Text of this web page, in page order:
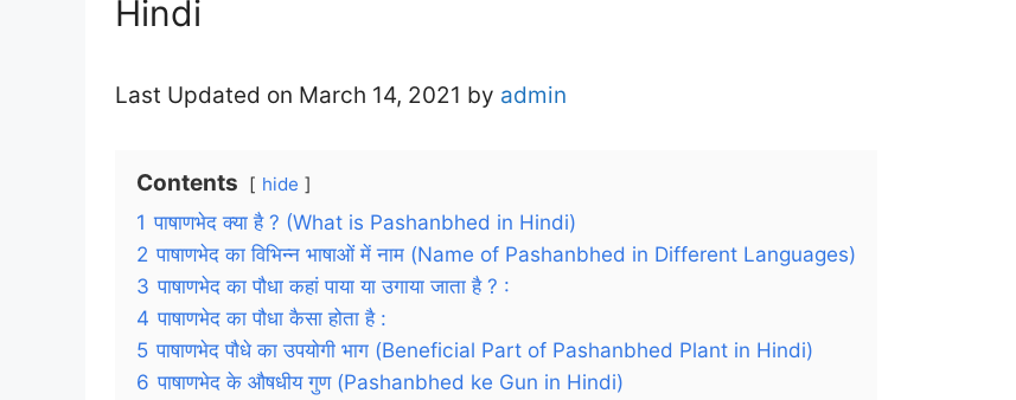
Hindi
Last Updated on March 14, 2021 by admin
Contents hide
1 पाषाणभेद क्या है ? (What is Pashanbhed in Hindi)
2 पाषाणभेद का विभिन्न भाषाओं में नाम (Name of Pashanbhed in Different Languages)
3 पाषाणभेद का पौधा कहां पाया या उगाया जाता है ? :
4 पाषाणभेद का पौधा कैसा होता है :
5 पाषाणभेद पौधे का उपयोगी भाग (Beneficial Part of Pashanbhed Plant in Hindi)
6 पाषाणभेद के औषधीय गुण (Pashanbhed ke Gun in Hindi)